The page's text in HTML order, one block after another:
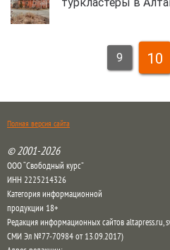
9 10
Полная версия сайта
© 2001-2026
ООО “Свободный курс”
ИНН 2225214326
Категория информационной
продукции 18+
Редакция информационных сайтов altapress.ru,
СМИ Эл №77-70984 от 13.09.2017)